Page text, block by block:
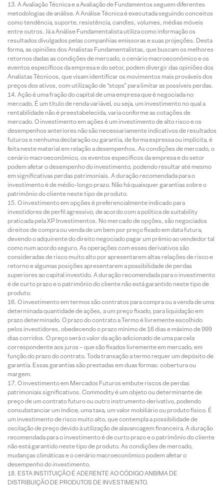
A Avaliação Técnica e a Avaliação de Fundamentos seguem diferentes
metodologias de análise. A Análise Técnica é executada seguindo conceitos
como tendência, suporte, resistência, candles, volumes, médias móveis
entre outros. Já a Análise Fundamentalista utiliza como informação os
resultados divulgados pelas companhias emissoras e suas projeções. Desta
forma, as opiniões dos Analistas Fundamentalistas, que buscam os melhores
retornos dadas as condições de mercado, o cenário macroeconômico e os
eventos específicos da empresa e do setor, podem divergir das opiniões dos
Analistas Técnicos, que visam identificar os movimentos mais prováveis dos
preços dos ativos, com utilização de “stops” para limitar as possíveis perdas.
Ação é uma fração do capital de uma empresa que é negociada no
mercado. É um título de renda variável, ou seja, um investimento no qual a
rentabilidade não é preestabelecida, varia conforme as cotações de
mercado. O investimento em ações é um investimento de alto risco e os
desempenhos anteriores não são necessariamente indicativos de resultados
futuros e nenhuma declaração ou garantia, de forma expressa ou implícita, é
feita neste material em relação a desempenhos. As condições de mercado, o
cenário macroeconômico, os eventos específicos da empresa e do setor
podem afetar o desempenho do investimento, podendo resultar até mesmo
em significativas perdas patrimoniais. A duração recomendada para o
investimento é de médio-longo prazo. Não há quaisquer garantias sobre o
patrimônio do cliente neste tipo de produto.
O investimento em opções é preferencialmente indicado para
investidores de perfil agressivo, de acordo com a política de suitability
praticada pela XP Investimentos. No mercado de opções, são negociados
direitos de compra ou venda de um bem por preço fixado em data futura,
devendo o adquirente do direito negociado pagar um prêmio ao vendedor tal
como num acordo seguro. As operações com esses derivativos são
consideradas de risco muito alto por apresentarem altas relações de risco e
retorno e algumas posições apresentarem a possibilidade de perdas
superiores ao capital investido. A duração recomendada para o investimento
é de curto prazo e o patrimônio do cliente não está garantido neste tipo de
produto.
O investimento em termos são contratos para compra ou a venda de uma
determinada quantidade de ações, a um preço fixado, para liquidação em
prazo determinado. O prazo do contrato a Termo é livremente escolhido
pelos investidores, obedecendo o prazo mínimo de 16 dias e máximo de 999
dias corridos. O preço será o valor da ação adicionado de uma parcela
correspondente aos juros – que são fixados livremente em mercado, em
função do prazo do contrato. Toda transação a termo requer um depósito de
garantia. Essas garantias são prestadas em duas formas: cobertura ou
margem.
O investimento em Mercados Futuros embute riscos de perdas
patrimoniais significativos. Commodity é um objeto ou determinante de
preço de um contrato futuro ou outro instrumento derivativo, podendo
consubstanciar um índice, uma taxa, um valor mobiliário ou produto físico. É
um investimento de risco muito alto, que contempla a possibilidade de
oscilação de preço devido à utilização de alavancagem financeira. A duração
recomendada para o investimento é de curto prazo e o patrimônio do cliente
não está garantido neste tipo de produto. As condições de mercado,
mudanças climáticas e o cenário macroeconômico podem afetar o
desempenho do investimento.
ESTA INSTITUIÇÃO É ADERENTE AO CÓDIGO ANBIMA DE
DISTRIBUIÇÃO DE PRODUTOS DE INVESTIMENTO.